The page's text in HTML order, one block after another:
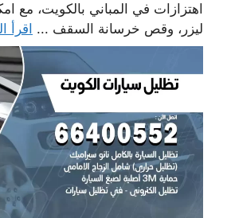
اهتزازات في المباني بالكويت، مع
ليزر، وقص خرسانة السقف ... اقرأ